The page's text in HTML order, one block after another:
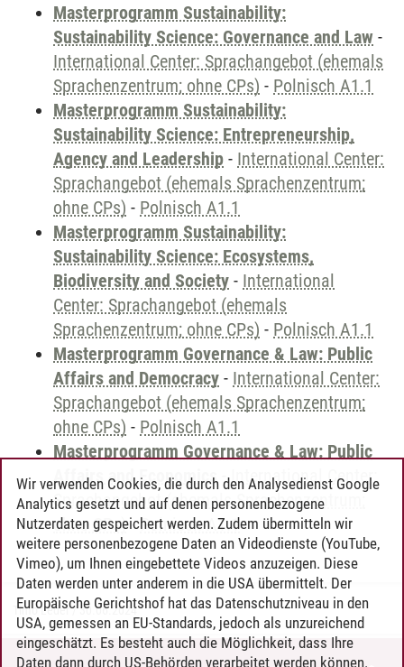
Masterprogramm Sustainability:
Sustainability Science: Governance and Law -
International Center: Sprachangebot (ehemals
Sprachenzentrum; ohne CPs) - Polnisch A1.1
Masterprogramm Sustainability:
Sustainability Science: Entrepreneurship,
Agency and Leadership - International Center:
Sprachangebot (ehemals Sprachenzentrum;
ohne CPs) - Polnisch A1.1
Masterprogramm Sustainability:
Sustainability Science: Ecosystems,
Biodiversity and Society - International
Center: Sprachangebot (ehemals
Sprachenzentrum; ohne CPs) - Polnisch A1.1
Masterprogramm Governance & Law: Public
Affairs and Democracy - International Center:
Sprachangebot (ehemals Sprachenzentrum;
ohne CPs) - Polnisch A1.1
Masterprogramm Governance & Law: Public
Affairs and Economics-International Center:
Sprachangebot (ehemals Sprachenzentrum;
ohne CPs)-Polnisch A1.1
Timo Leder/30.06.2024
Wir verwenden Cookies, die durch den Analysedienst Google
Analytics gesetzt und auf denen personenbezogene
Nutzerdaten gespeichert werden. Zudem übermitteln wir
weitere personenbezogene Daten an Videodienste (YouTube,
Vimeo), um Ihnen eingebettete Videos anzuzeigen. Diese
Daten werden unter anderem in die USA übermittelt. Der
Europäische Gerichtshof hat das Datenschutzniveau in den
USA, gemessen an EU-Standards, jedoch als unzureichend
eingeschätzt. Es besteht auch die Möglichkeit, dass Ihre
Daten dann durch US-Behörden verarbeitet werden können.